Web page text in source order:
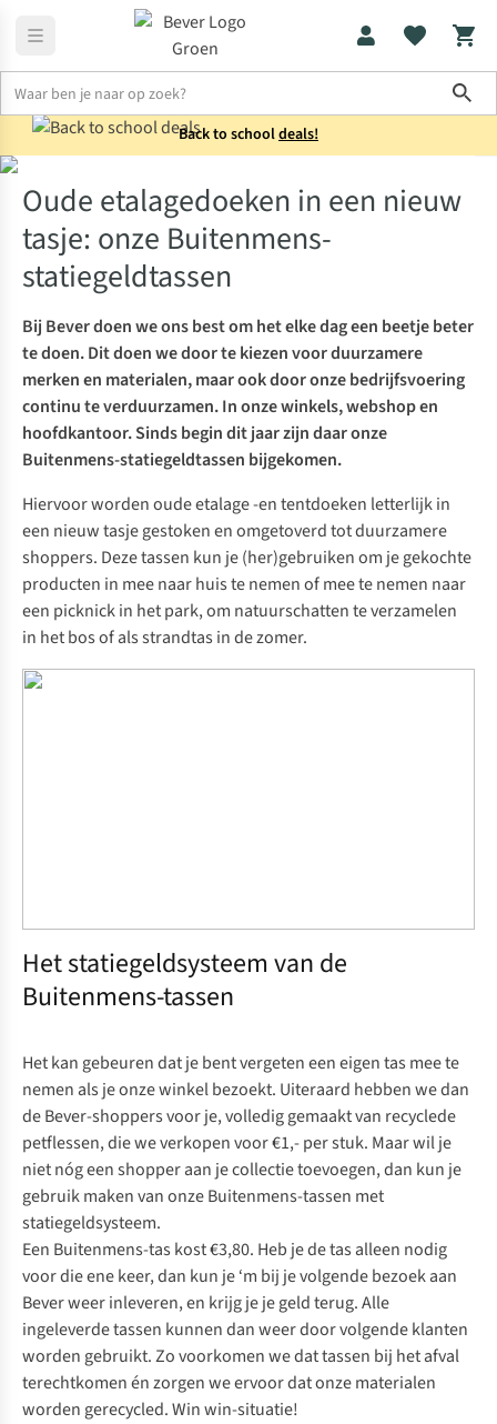
Back to schooldeals!
Oude etalagedoeken in een nieuw tasje: onze
Oude etalagedoeken in een nieuw
tasje: onze Buitenmens-
statiegeldtassen
Bij Bever doen we ons best om het elke dag een beetje beter
te doen. Dit doen we door te kiezen voor duurzamere
merken en materialen, maar ook door onze bedrijfsvoering
continu te verduurzamen. In onze winkels, webshop en
hoofdkantoor. Sinds begin dit jaar zijn daar onze
Buitenmens-statiegeldtassen bijgekomen.
Hiervoor worden oude etalage -en tentdoeken letterlijk in
een nieuw tasje gestoken en omgetoverd tot duurzamere
shoppers. Deze tassen kun je (her)gebruiken om je gekochte
producten in mee naar huis te nemen of mee te nemen naar
een picknick in het park, om natuurschatten te verzamelen
in het bos of als strandtas in de zomer.
Het statiegeldsysteem van de
Buitenmens-tassen
Het kan gebeuren dat je bent vergeten een eigen tas mee te
nemen als je onze winkel bezoekt. Uiteraard hebben we dan
de Bever-shoppers voor je, volledig gemaakt van recyclede
petflessen, die we verkopen voor €1,- per stuk. Maar wil je
niet nóg een shopper aan je collectie toevoegen, dan kun je
gebruik maken van onze Buitenmens-tassen met
statiegeldsysteem.
Een Buitenmens-tas kost €3,80. Heb je de tas alleen nodig
voor die ene keer, dan kun je ‘m bij je volgende bezoek aan
Bever weer inleveren, en krijg je je geld terug. Alle
ingeleverde tassen kunnen dan weer door volgende klanten
worden gebruikt. Zo voorkomen we dat tassen bij het afval
terechtkomen én zorgen we ervoor dat onze materialen
worden gerecycled. Win win-situatie!